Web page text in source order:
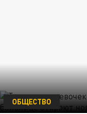
ОБЩЕСТВО